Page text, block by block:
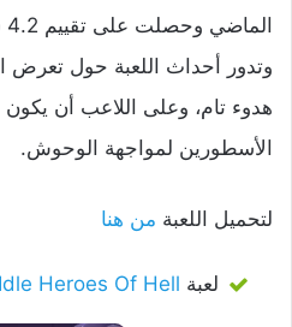
وتدور أحداث اللعبة حول تعرض
هدوء تام، وعلى اللاعب أن يكون
الأسطورين لمواجهة الوحوش.
لتحميل اللعبة من هنا
لعبة Idle Heroes Of Hell